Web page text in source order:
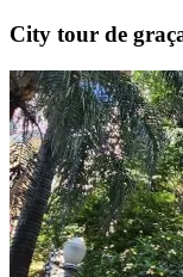
City tour de